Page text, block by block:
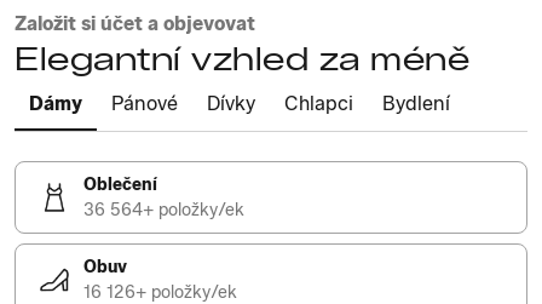
Založit si účet a objevovat
Elegantní vzhled za méně
Dámy Pánové Dívky Chlapci Bydlení
Oblečení
36 564+ položky/ek
Obuv
16 126+ položky/ek